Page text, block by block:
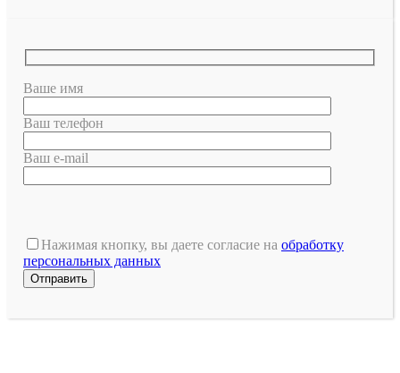
Ваше имя
Ваш телефон
Ваш e-mail
это
поле
пустым.
Нажимая кнопку, вы даете согласие на обработку
персональных данных